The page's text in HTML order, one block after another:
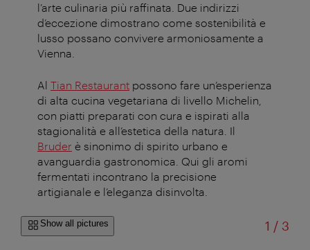
l’arte culinaria più raffinata. Due indirizzi
d’eccezione dimostrano come sostenibilità e
lusso possano convivere armoniosamente a
Vienna
Al Tian Restaurant possono fare un’esperienza
di alta cucina vegetariana di livello Michelin,
con piatti preparati con cura e ispirati alla
stagionalità e all’estetica della natura. Il
Bruder è sinonimo di spirito urbano e
avanguardia gastronomica. Qui gli aromi
fermentati incontrano la precisione
artigianale e l’eleganza disinvolta
Show all pictures 1 /of
3